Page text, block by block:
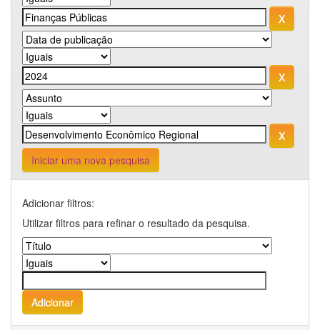
Iniciar uma nova pesquisa
Adicionar filtros:
Utilizar filtros para refinar o resultado da pesquisa.